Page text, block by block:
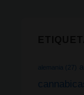
alemania (27)